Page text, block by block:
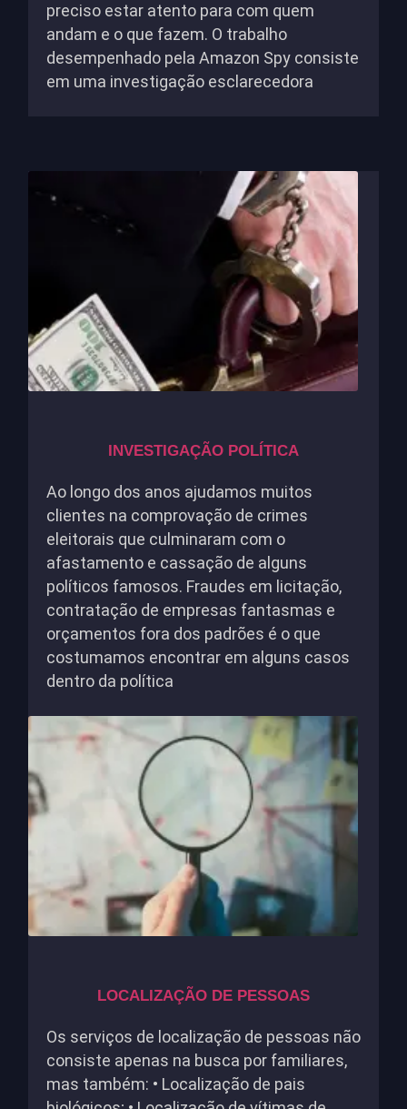
preciso estar atento para com quem
andam e o que fazem. O trabalho
desempenhado pela Amazon Spy consiste
em uma investigação esclarecedora
INVESTIGAÇÃO POLÍTICA
Ao longo dos anos ajudamos muitos
clientes na comprovação de crimes
eleitorais que culminaram com o
afastamento e cassação de alguns
políticos famosos. Fraudes em licitação,
contratação de empresas fantasmas e
orçamentos fora dos padrões é o que
costumamos encontrar em alguns casos
dentro da política
LOCALIZAÇÃO DE PESSOAS
Os serviços de localização de pessoas não
consiste apenas na busca por familiares,
mas também: • Localização de pais